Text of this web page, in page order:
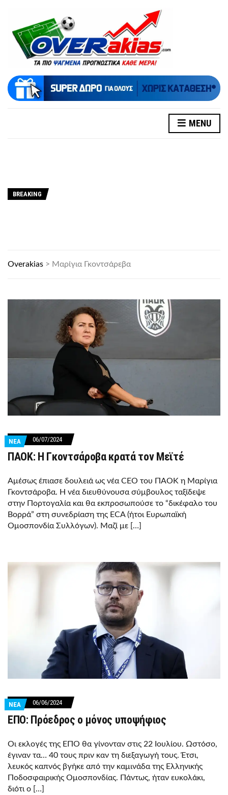
MENU
BREAKING
Overakias > Μαρίγια Γκοντσάρεβα
ΝΕΑ 06/07/2024
ΠΑΟΚ: Η Γκοντσάροβα κρατά τον Μεϊτέ
Αμέσως έπιασε δουλειά ως νέα CEO του ΠΑΟΚ η Μαρίγια
Γκοντσάροβα. Η νέα διευθύνουσα σύμβουλος ταξίδεψε
στην Πορτογαλία και θα εκπροσωπούσε το “δικέφαλο του
Βορρά” στη συνεδρίαση της ECA (ήτοι Ευρωπαϊκή
Ομοσπονδία Συλλόγων). Μαζί με […]
ΝΕΑ 06/06/2024
ΕΠΟ: Πρόεδρος ο μόνος υποψήφιος
Οι εκλογές της ΕΠΟ θα γίνονταν στις 22 Ιουλίου. Ωστόσο,
έγιναν τα… 40 τους πριν καν τη διεξαγωγή τους. Έτσι,
λευκός καπνός βγήκε από την καμινάδα της Ελληνικής
Ποδοσφαιρικής Ομοσπονδίας. Πάντως, ήταν ευκολάκι,
διότι ο […]